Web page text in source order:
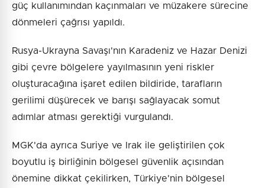
güç kullanımından kaçınmaları ve müzakere sürecine
dönmeleri çağrısı yapıldı.
Rusya-Ukrayna Savaşı'nın Karadeniz ve Hazar Denizi
gibi çevre bölgelere yayılmasının yeni riskler
oluşturacağına işaret edilen bildiride, tarafların
gerilimi düşürecek ve barışı sağlayacak somut
adımlar atması gerektiği vurgulandı.
MGK'da ayrıca Suriye ve Irak ile geliştirilen çok
boyutlu iş birliğinin bölgesel güvenlik açısından
önemine dikkat çekilirken, Türkiye'nin bölgesel